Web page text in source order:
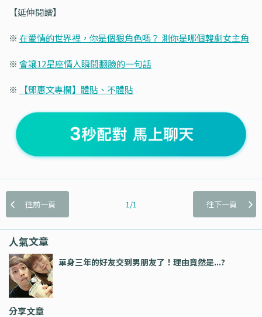
【延伸閱讀】
※ 在愛情的世界裡，你是個狠角色嗎？ 測你是哪個韓劇女主角
※ 會讓12星座情人瞬間翻臉的一句話
※ 【鄧惠文專欄】體貼、不體貼
往前一頁 1/1 往下一頁
人氣文章
單身三年的好友交到男朋友了！理由竟然是...?
分享文章